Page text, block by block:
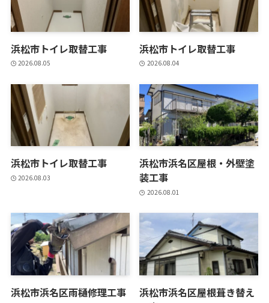
浜松市トイレ取替工事
2026.08.05
浜松市トイレ取替工事
2026.08.04
浜松市トイレ取替工事
2026.08.03
浜松市浜名区屋根・外壁塗
装工事
2026.08.01
浜松市浜名区雨樋修理工事
浜松市浜名区屋根葺き替え